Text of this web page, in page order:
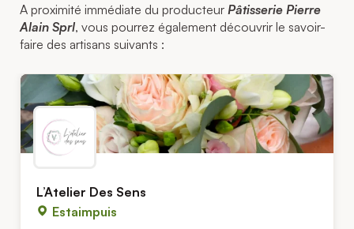
A proximité immédiate du producteur Pâtisserie Pierre
Alain Sprl, vous pourrez également découvrir le savoir-
faire des artisans suivants :
L’Atelier Des Sens
Estaimpuis